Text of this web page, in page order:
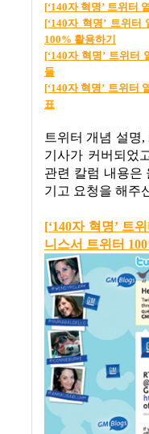
[‘140자 혁명’ 트위터
[‘140자 혁명’ 트위터
100% 활용하기
[‘140자 혁명’ 트위터
들
[‘140자 혁명’ 트위터
표
트위터 개념 설명,
기사가 커버되었
관련 칼럼 내용은
기고 요청을 해주
[‘140자 혁명’ 트위
니스서 트위터